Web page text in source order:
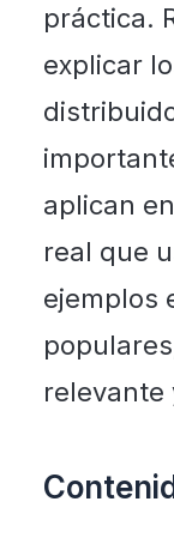
práctica.
explicar
aplican
real que
ejemplos
relevante